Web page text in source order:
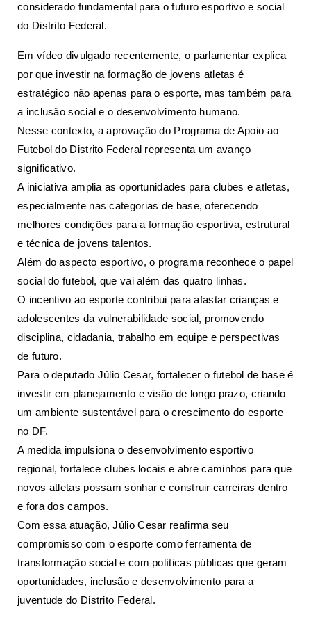
considerado fundamental para o futuro esportivo e social
do Distrito Federal.
Em vídeo divulgado recentemente, o parlamentar explica
por que investir na formação de jovens atletas é
estratégico não apenas para o esporte, mas também para
a inclusão social e o desenvolvimento humano.
Nesse contexto, a aprovação do Programa de Apoio ao
Futebol do Distrito Federal representa um avanço
significativo.
A iniciativa amplia as oportunidades para clubes e atletas,
especialmente nas categorias de base, oferecendo
melhores condições para a formação esportiva, estrutural
e técnica de jovens talentos.
Além do aspecto esportivo, o programa reconhece o papel
social do futebol, que vai além das quatro linhas.
O incentivo ao esporte contribui para afastar crianças e
adolescentes da vulnerabilidade social, promovendo
disciplina, cidadania, trabalho em equipe e perspectivas
de futuro.
Para o deputado Júlio Cesar, fortalecer o futebol de base é
investir em planejamento e visão de longo prazo, criando
um ambiente sustentável para o crescimento do esporte
no DF.
A medida impulsiona o desenvolvimento esportivo
regional, fortalece clubes locais e abre caminhos para que
novos atletas possam sonhar e construir carreiras dentro
e fora dos campos.
Com essa atuação, Júlio Cesar reafirma seu
compromisso com o esporte como ferramenta de
transformação social e com políticas públicas que geram
oportunidades, inclusão e desenvolvimento para a
juventude do Distrito Federal.